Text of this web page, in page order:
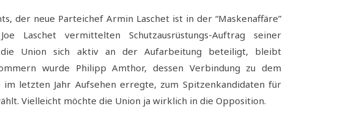
der neue Parteichef Armin Laschet ist in der “Maskenaffäre”
Laschet vermittelten Schutzausrüstungs-Auftrag seiner
die Union sich aktiv an der Aufarbeitung beteiligt, bleibt
wurde Philipp Amthor, dessen Verbindung zu dem
im letzten Jahr Aufsehen erregte, zum Spitzenkandidaten für
Vielleicht möchte die Union ja wirklich in die Opposition.